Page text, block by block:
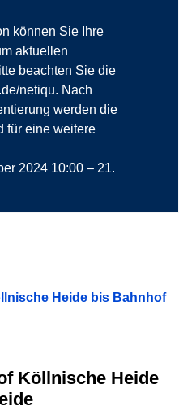
können Sie Ihre
aktuellen
beachten Sie die
netiqu. Nach
werden die
für eine weitere
2024 10:00 – 21.
Heide bis Bahnhof
Köllnische Heide